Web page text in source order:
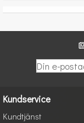
Kundservice
Kundtjänst